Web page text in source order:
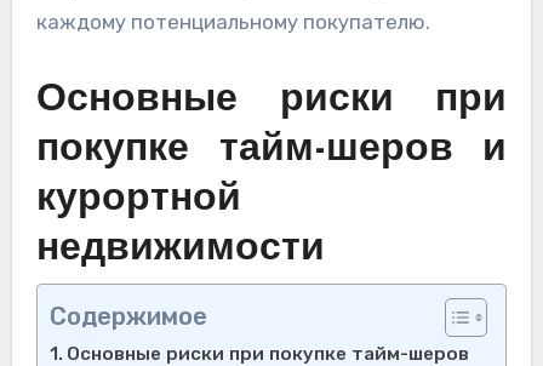
каждому потенциальному покупателю.
Основные риски при
покупке тайм-шеров и
курортной
недвижимости
Содержимое
Основные риски при покупке тайм-шеров